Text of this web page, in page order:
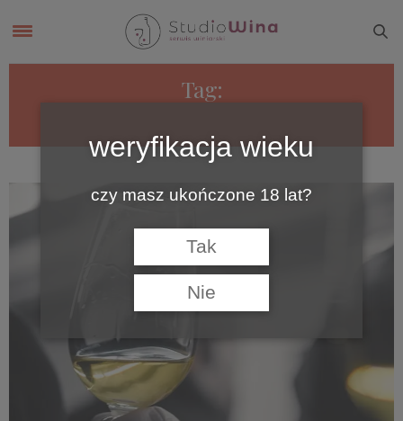
Tag:
weryfikacja wieku
czy masz ukończone 18 lat?
Tak
Nie